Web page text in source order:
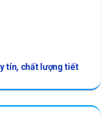
tín, chất lượng tiết